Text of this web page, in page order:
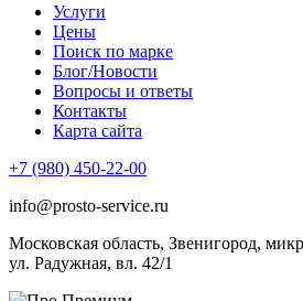
Услуги
Цены
Поиск по марке
Блог/Новости
Вопросы и ответы
Контакты
Карта сайта
+7 (980) 450-22-00
info@prosto-service.ru
Московская область, Звенигород,
ул. Радужная, вл. 42/1